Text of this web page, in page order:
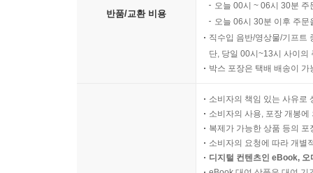
반품/교환 비용
오늘 00시 ~ 06시 30분
오늘 06시 30분 이후 주
직수입 음반/영상물/기프트
단, 당일 00시~13시 사이의
박스 포장은 택배 배송이
소비자의 책임 있는 사유로
소비자의 사용, 포장 개봉
복제가 가능한 상품 등의
소비자의 요청에 따라 개별
디지털 컨텐츠인 eBook,